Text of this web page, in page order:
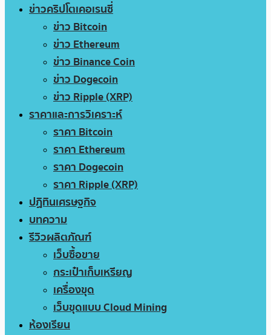
ข่าวคริปโตเคอเรนซี่
ข่าว Bitcoin
ข่าว Ethereum
ข่าว Binance Coin
ข่าว Dogecoin
ข่าว Ripple (XRP)
ราคาและการวิเคราะห์
ราคา Bitcoin
ราคา Ethereum
ราคา Dogecoin
ราคา Ripple (XRP)
ปฏิทินเศรษฐกิจ
บทความ
รีวิวผลิตภัณฑ์
เว็บซื้อขาย
กระเป๋าเก็บเหรียญ
เครื่องขุด
เว็บขุดแบบ Cloud Mining
ห้องเรียน